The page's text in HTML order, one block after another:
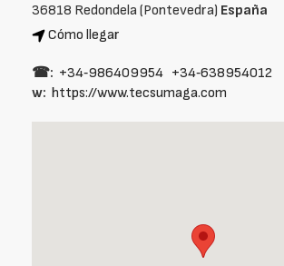
36818 Redondela (Pontevedra) España
Cómo llegar
☎: +34‑986409954 +34‑638954012
w: https://www.tecsumaga.com